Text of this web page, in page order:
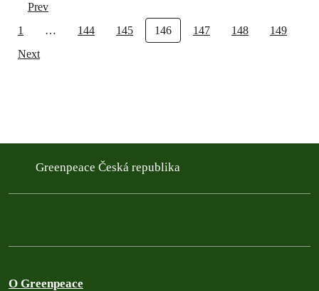
Prev
1
… 144 145 146 147 148
149
Next
Greenpeace Česká republika
O Greenpeace